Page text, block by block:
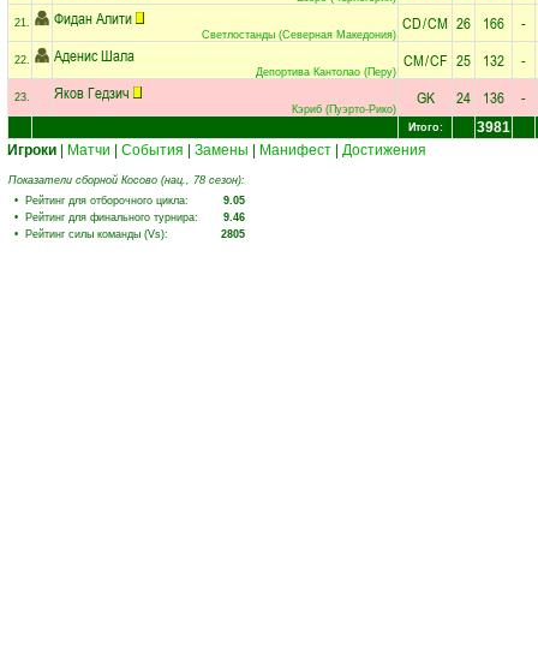
21. Фидан Алити
Светлостанды (Северная Македония)
CD/CM 26 166 -
22. Аденис Шала
Депортива Кантолао (Перу)
CM/CF 25 132 -
23. Яков Гедзич
Кэриб (Пуэрто-Рико)
GK 24 136 -
Итого:
3981
Игроки
Матчи События Замены Манифест Достижения
Показатели сборной Косово (нац., 78 сезон):
• Рейтинг для отборочного цикла:
9.05
• Рейтинг для финального турнира:
9.46
• Рейтинг силы команды (Vs):
2805